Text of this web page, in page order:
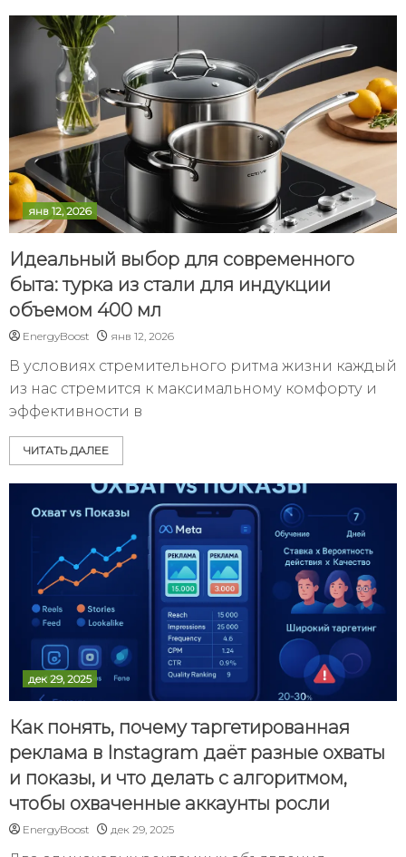
янв 12, 2026
Идеальный выбор для современного
быта: турка из стали для индукции
объемом 400 мл
EnergyBoost янв 12, 2026
В условиях стремительного ритма жизни каждый
из нас стремится к максимальному комфорту и
эффективности в
ЧИТАТЬ ДАЛЕЕ
дек 29, 2025
Как понять, почему таргетированная
реклама в Instagram даёт разные охваты
и показы, и что делать с алгоритмом,
чтобы охваченные аккаунты росли
EnergyBoost дек 29, 2025